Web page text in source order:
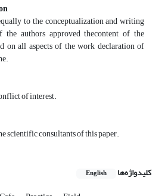
to the conceptualization and writing
authors approved thecontent of the
on all aspects of the work declaration of
of interest.
scientific consultants of this paper.
کلیدواژه‌ها English